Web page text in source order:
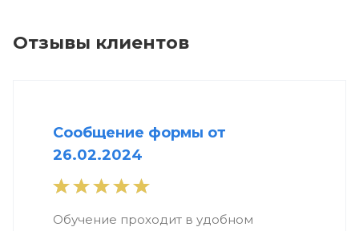
Отзывы клиентов
Сообщение формы от
26.02.2024
Обучение проходит в удобном